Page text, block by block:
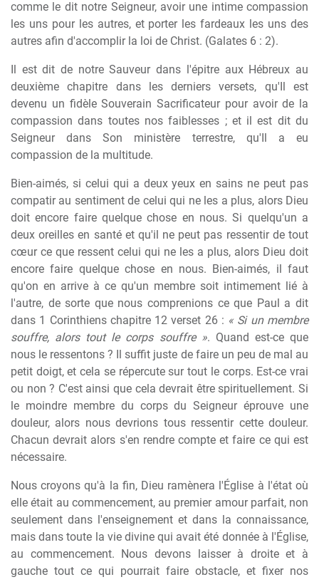
comme le dit notre Seigneur, avoir une intime compassion
les uns pour les autres, et porter les fardeaux les uns des
autres afin d'accomplir la loi de Christ. (Galates 6 : 2).
Il est dit de notre Sauveur dans l'épitre aux Hébreux au
deuxième chapitre dans les derniers versets, qu'Il est
devenu un fidèle Souverain Sacrificateur pour avoir de la
compassion dans toutes nos faiblesses ; et il est dit du
Seigneur dans Son ministère terrestre, qu'Il a eu
compassion de la multitude.
Bien-aimés, si celui qui a deux yeux en sains ne peut pas
compatir au sentiment de celui qui ne les a plus, alors Dieu
doit encore faire quelque chose en nous. Si quelqu'un a
deux oreilles en santé et qu'il ne peut pas ressentir de tout
cœur ce que ressent celui qui ne les a plus, alors Dieu doit
encore faire quelque chose en nous. Bien-aimés, il faut
qu'on en arrive à ce qu'un membre soit intimement lié à
l'autre, de sorte que nous comprenions ce que Paul a dit
dans 1 Corinthiens chapitre 12 verset 26 : « Si un membre
souffre, alors tout le corps souffre ». Quand est-ce que
nous le ressentons ? Il suffit juste de faire un peu de mal au
petit doigt, et cela se répercute sur tout le corps. Est-ce vrai
ou non ? C'est ainsi que cela devrait être spirituellement. Si
le moindre membre du corps du Seigneur éprouve une
douleur, alors nous devrions tous ressentir cette douleur.
Chacun devrait alors s'en rendre compte et faire ce qui est
nécessaire.
Nous croyons qu'à la fin, Dieu ramènera l'Église à l'état où
elle était au commencement, au premier amour parfait, non
seulement dans l'enseignement et dans la connaissance,
mais dans toute la vie divine qui avait été donnée à l'Église,
au commencement. Nous devons laisser à droite et à
gauche tout ce qui pourrait faire obstacle, et fixer nos